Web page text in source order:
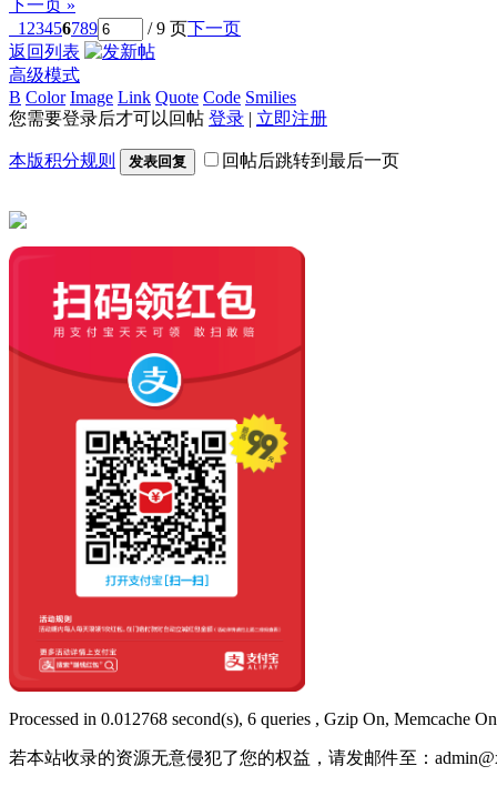
下一页 »
1 23456789 / 9 页下一页
返回列表
高级模式
B Color Image Link Quote Code Smilies
您需要登录后才可以回帖 登录 | 立即注册
本版积分规则 发表回复 回帖后跳转到最后一页
Processed in 0.012768 second(s), 6 queries , Gzip On, Memcache
若本站收录的资源无意侵犯了您的权益，请发邮件至：